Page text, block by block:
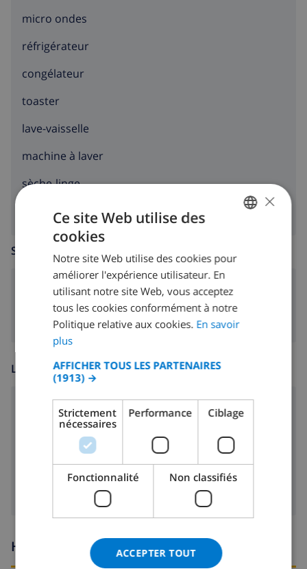
micro ondes
réfrigérateur
congélateur
toaster
lave-vaisselle
machine à laver
sèche-linge
SALLE DE SÉJOUR
poêle (bois)
LOISIR
lecteur CD
lecteur DVD
Télévision satellite
Heures d'arrivée et de départ
DUTCH
SPANISH
GERMAN
DANISH
×
Ce site Web utilise des
cookies
Notre site Web utilise des cookies pour
améliorer l'expérience utilisateur. En
utilisant notre site Web, vous acceptez
tous les cookies conformément à notre
Politique relative aux cookies. En savoir
plus
AFFICHER TOUS LES PARTENAIRES
(1913) →
Strictement
nécessaires
Performance Ciblage
Fonctionnalité Non classifiés
ACCEPTER TOUT